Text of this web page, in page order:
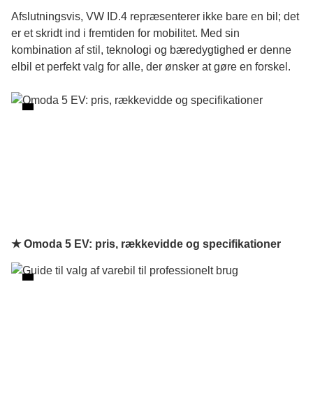
Afslutningsvis, VW ID.4 repræsenterer ikke bare en bil; det
er et skridt ind i fremtiden for mobilitet. Med sin
kombination af stil, teknologi og bæredygtighed er denne
elbil et perfekt valg for alle, der ønsker at gøre en forskel.
★ Omoda 5 EV: pris, rækkevidde og specifikationer